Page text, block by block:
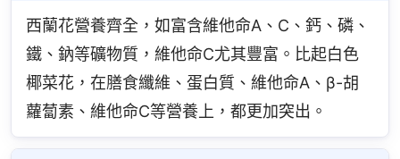
西蘭花營養齊全，如富含維他命A、C、鈣、磷、
鐵、鈉等礦物質，維他命C尤其豐富。比起白色
椰菜花，在膳食纖維、蛋白質、維他命A、β-胡
蘿蔔素、維他命C等營養上，都更加突出。